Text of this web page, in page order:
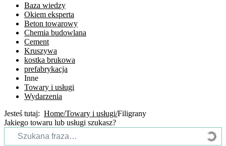
Baza wiedzy
Okiem eksperta
Beton towarowy
Chemia budowlana
Cement
Kruszywa
kostka brukowa
prefabrykacja
Inne
Towary i usługi
Wydarzenia
Jesteś tutaj: Home Towary i usługi Filigrany
Jakiego towaru lub usługi szukasz?